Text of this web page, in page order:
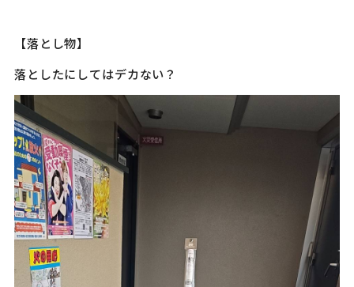
【落とし物】
落としたにしてはデカない？